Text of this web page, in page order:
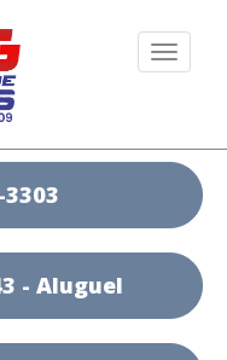
- Aluguel